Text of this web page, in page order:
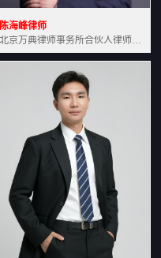
陈海峰律师
北京万典律师事务所合伙人律师土地房产专业资深律师